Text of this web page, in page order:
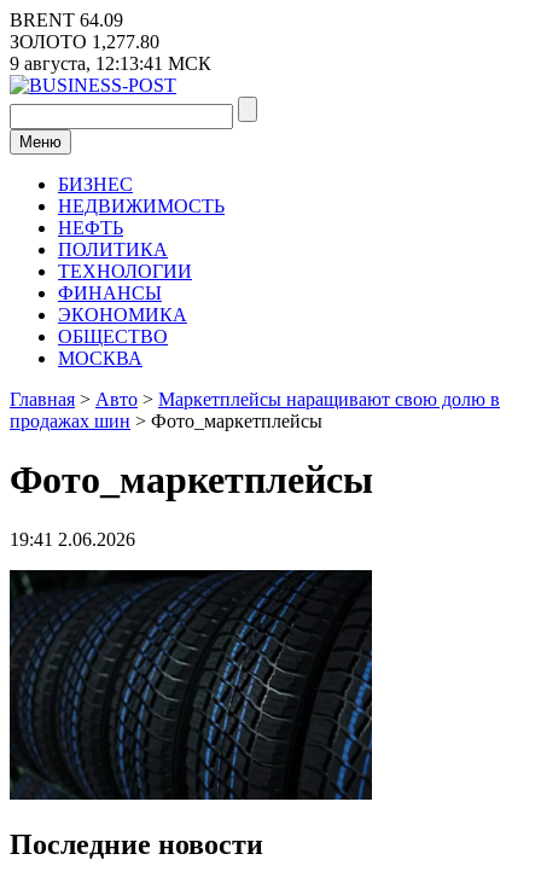
Перейти
к
содержимому
BRENT 64.09
ЗОЛОТО 1,277.80
9 августа, 12:13:41 МСК
Меню
БИЗНЕС
НЕДВИЖИМОСТЬ
НЕФТЬ
ПОЛИТИКА
ТЕХНОЛОГИИ
ФИНАНСЫ
ЭКОНОМИКА
ОБЩЕСТВО
МОСКВА
Главная > Авто > Маркетплейсы наращивают свою долю в
продажах шин > Фото_маркетплейсы
Фото_маркетплейсы
19:41 2.06.2026
Последние новости